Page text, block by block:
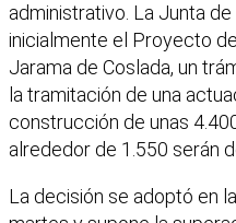
administrativo. La Junta
inicialmente el Proyecto
Jarama de Coslada, un
la tramitación de una
construcción de unas
alrededor de 1.550 serán
La decisión se adoptó en